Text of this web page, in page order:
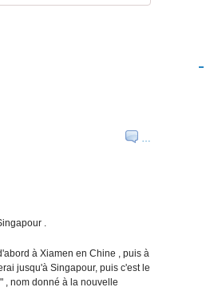
…
.
à Xiamen en Chine , puis à
jusqu'à Singapour, puis c'est le
, nom donné à la nouvelle